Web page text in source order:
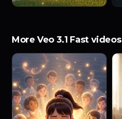
More Veo 3.1 Fast videos